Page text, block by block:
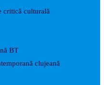
critică culturală
BT
clujeană